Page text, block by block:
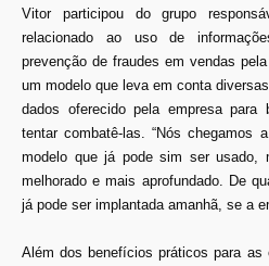
Vitor participou do grupo
relacionado ao uso de
prevenção de fraudes em vendas
um modelo que leva em conta
dados oferecido pela empresa para
tentar combatê-las. “Nós chegamos
modelo que já pode sim ser usado,
melhorado e mais aprofundado. De
já pode ser implantada amanhã, se a
Além dos benefícios práticos para as